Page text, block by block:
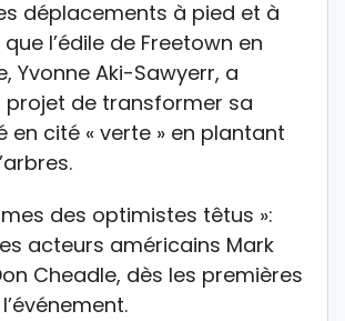
déplacements à pied et à
l’édile de Freetown en
Yvonne Aki-Sawyerr, a
projet de transformer sa
en cité « verte » en plantant
des optimistes têtus »:
acteurs américains Mark
Cheadle, dès les premières